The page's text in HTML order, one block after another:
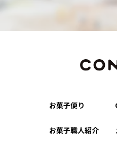
お菓子便り
お菓子職人紹介